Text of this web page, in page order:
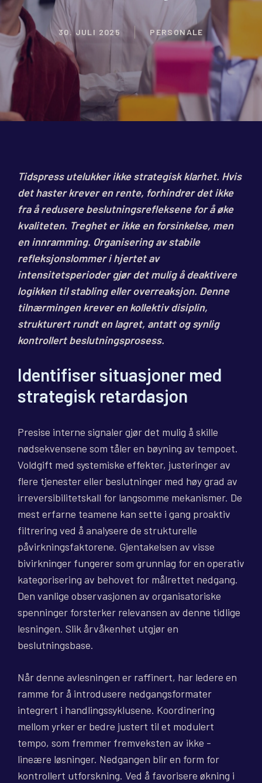
30. JULI 2025 PERSONALE
Tidspress utelukker ikke strategisk klarhet. Hvis
det haster krever en rente, forhindrer det ikke
fra å redusere beslutningsrefleksene for å øke
kvaliteten. Treghet er ikke en forsinkelse, men
en innramming. Organisering av stabile
refleksjonslommer i hjertet av
intensitetsperioder gjør det mulig å deaktivere
logikken til stabling eller overreaksjon. Denne
tilnærmingen krever en kollektiv disiplin,
strukturert rundt en lagret, antatt og synlig
kontrollert beslutningsprosess.
Identifiser situasjoner med
strategisk retardasjon
Presise interne signaler gjør det mulig å skille
nødsekvensene som tåler en bøyning av tempoet.
Voldgift med systemiske effekter, justeringer av
flere tjenester eller beslutninger med høy grad av
irreversibilitetskall for langsomme mekanismer. De
mest erfarne teamene kan sette i gang proaktiv
filtrering ved å analysere de strukturelle
påvirkningsfaktorene. Gjentakelsen av visse
bivirkninger fungerer som grunnlag for en operativ
kategorisering av behovet for målrettet nedgang.
Den vanlige observasjonen av organisatoriske
spenninger forsterker relevansen av denne tidlige
lesningen. Slik årvåkenhet utgjør en
beslutningsbase.
Når denne avlesningen er raffinert, har ledere en
ramme for å introdusere nedgangsformater
integrert i handlingssyklusene. Koordinering
mellom yrker er bedre justert til et modulert
tempo, som fremmer fremveksten av ikke -
lineære løsninger. Nedgangen blir en form for
kontrollert utforskning. Ved å favorisere økning i